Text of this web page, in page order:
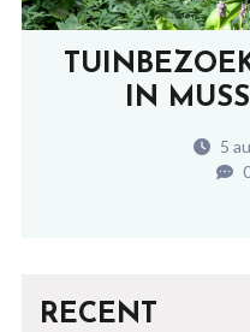
IN
5
RECENT